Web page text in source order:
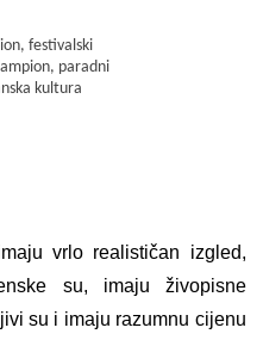
vrlo realističan izgled,
su, imaju živopisne
su i imaju razumnu cijenu